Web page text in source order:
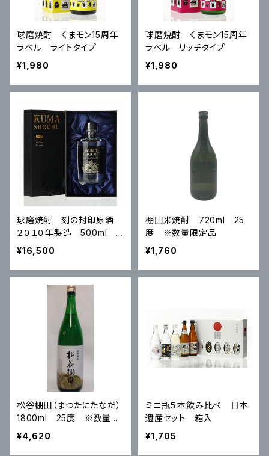
球磨焼酎 くまモン15周年
ラベル ライトタイプ
¥1,980
球磨焼酎 くまモン15周年
ラベル リッチタイプ
¥1,980
球磨焼酎 刻の封印原酒
２０１０年製造 500ml 3
9度 ※数量限定品
¥16,500
棚田米焼酎 720ml 25
度 ※数量限定品
¥1,760
松谷棚田（まつたにたなだ）
1800ml 25度 ※数量限
定品
¥4,620
ミニ瓶５本飲み比べ 日本
遺産セット 箱入
¥1,705